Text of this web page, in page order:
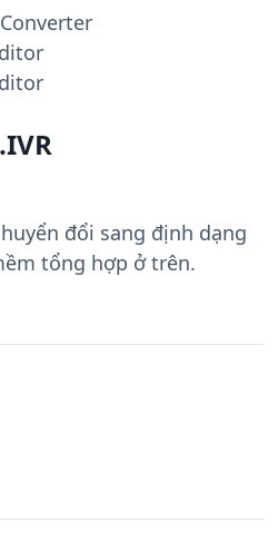
đổi sang định dạng
tổng hợp ở trên.